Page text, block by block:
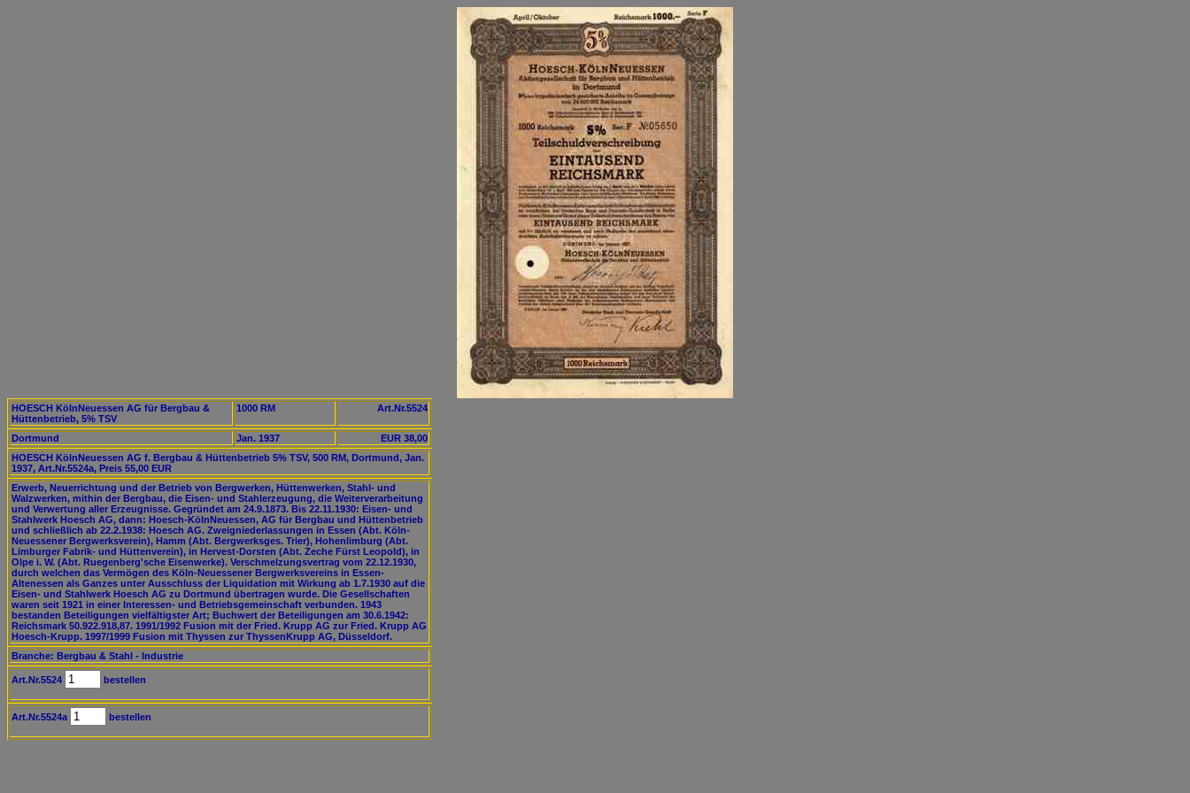
HOESCH KölnNeuessen AG für Bergbau &
Hüttenbetrieb, 5% TSV
1000 RM Art.Nr.5524
Dortmund Jan. 1937
EUR 38,00
HOESCH KölnNeuessen AG f. Bergbau & Hüttenbetrieb 5% TSV, 500 RM, Dortmund, Jan.
1937, Art.Nr.5524a, Preis 55,00 EUR
Erwerb, Neuerrichtung und der Betrieb von Bergwerken, Hüttenwerken, Stahl- und
Walzwerken, mithin der Bergbau, die Eisen- und Stahlerzeugung, die Weiterverarbeitung
und Verwertung aller Erzeugnisse. Gegründet am 24.9.1873. Bis 22.11.1930: Eisen- und
Stahlwerk Hoesch AG, dann: Hoesch-KölnNeuessen, AG für Bergbau und Hüttenbetrieb
und schließlich ab 22.2.1938: Hoesch AG. Zweigniederlassungen in Essen (Abt. Köln-
Neuessener Bergwerksverein), Hamm (Abt. Bergwerksges. Trier), Hohenlimburg (Abt.
Limburger Fabrik- und Hüttenverein), in Hervest-Dorsten (Abt. Zeche Fürst Leopold), in
Olpe i. W. (Abt. Ruegenberg'sche Eisenwerke). Verschmelzungsvertrag vom 22.12.1930,
durch welchen das Vermögen des Köln-Neuessener Bergwerksvereins in Essen-
Altenessen als Ganzes unter Ausschluss der Liquidation mit Wirkung ab 1.7.1930 auf die
Eisen- und Stahlwerk Hoesch AG zu Dortmund übertragen wurde. Die Gesellschaften
waren seit 1921 in einer Interessen- und Betriebsgemeinschaft verbunden. 1943
bestanden Beteiligungen vielfältigster Art; Buchwert der Beteiligungen am 30.6.1942:
Reichsmark 50.922.918,87. 1991/1992 Fusion mit der Fried. Krupp AG zur Fried. Krupp AG
Hoesch-Krupp. 1997/1999 Fusion mit Thyssen zur ThyssenKrupp AG, Düsseldorf.
Branche: Bergbau & Stahl - Industrie
Art.Nr.5524 bestellen
Art.Nr.5524a bestellen